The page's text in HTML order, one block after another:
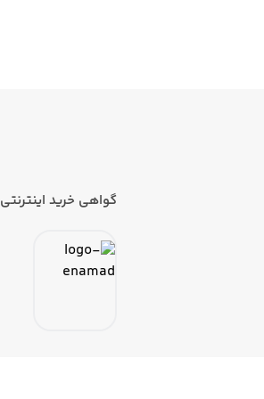
گواهی خرید اینترنتی